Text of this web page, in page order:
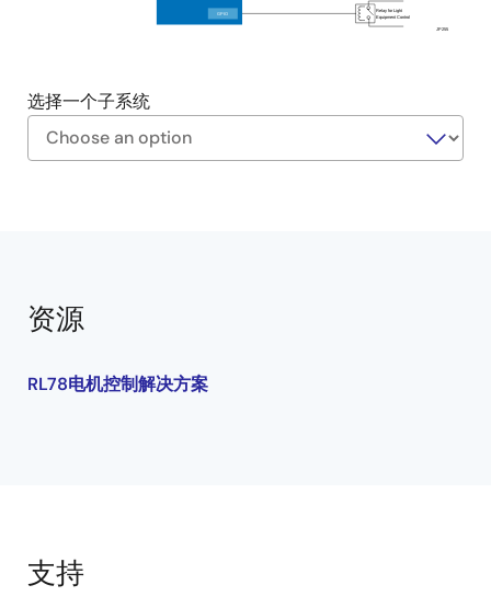
JP255
Relay for Light
Equipment Control
GPIO
选择一个子系统
资源
RL78电机控制解决方案
支持